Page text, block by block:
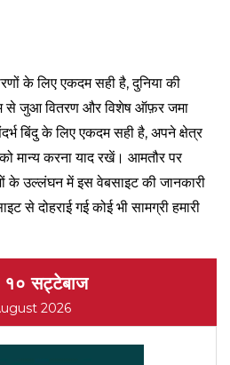
के लिए एकदम सही है, दुनिया की
से जुआ वितरण और विशेष ऑफ़र जमा
बिंदु के लिए एकदम सही है, अपने क्षेत्र
मान्य करना याद रखें। आमतौर पर
के उल्लंघन में इस वेबसाइट की जानकारी
से दोहराई गई कोई भी सामग्री हमारी
१० सट्टेबाज
2026